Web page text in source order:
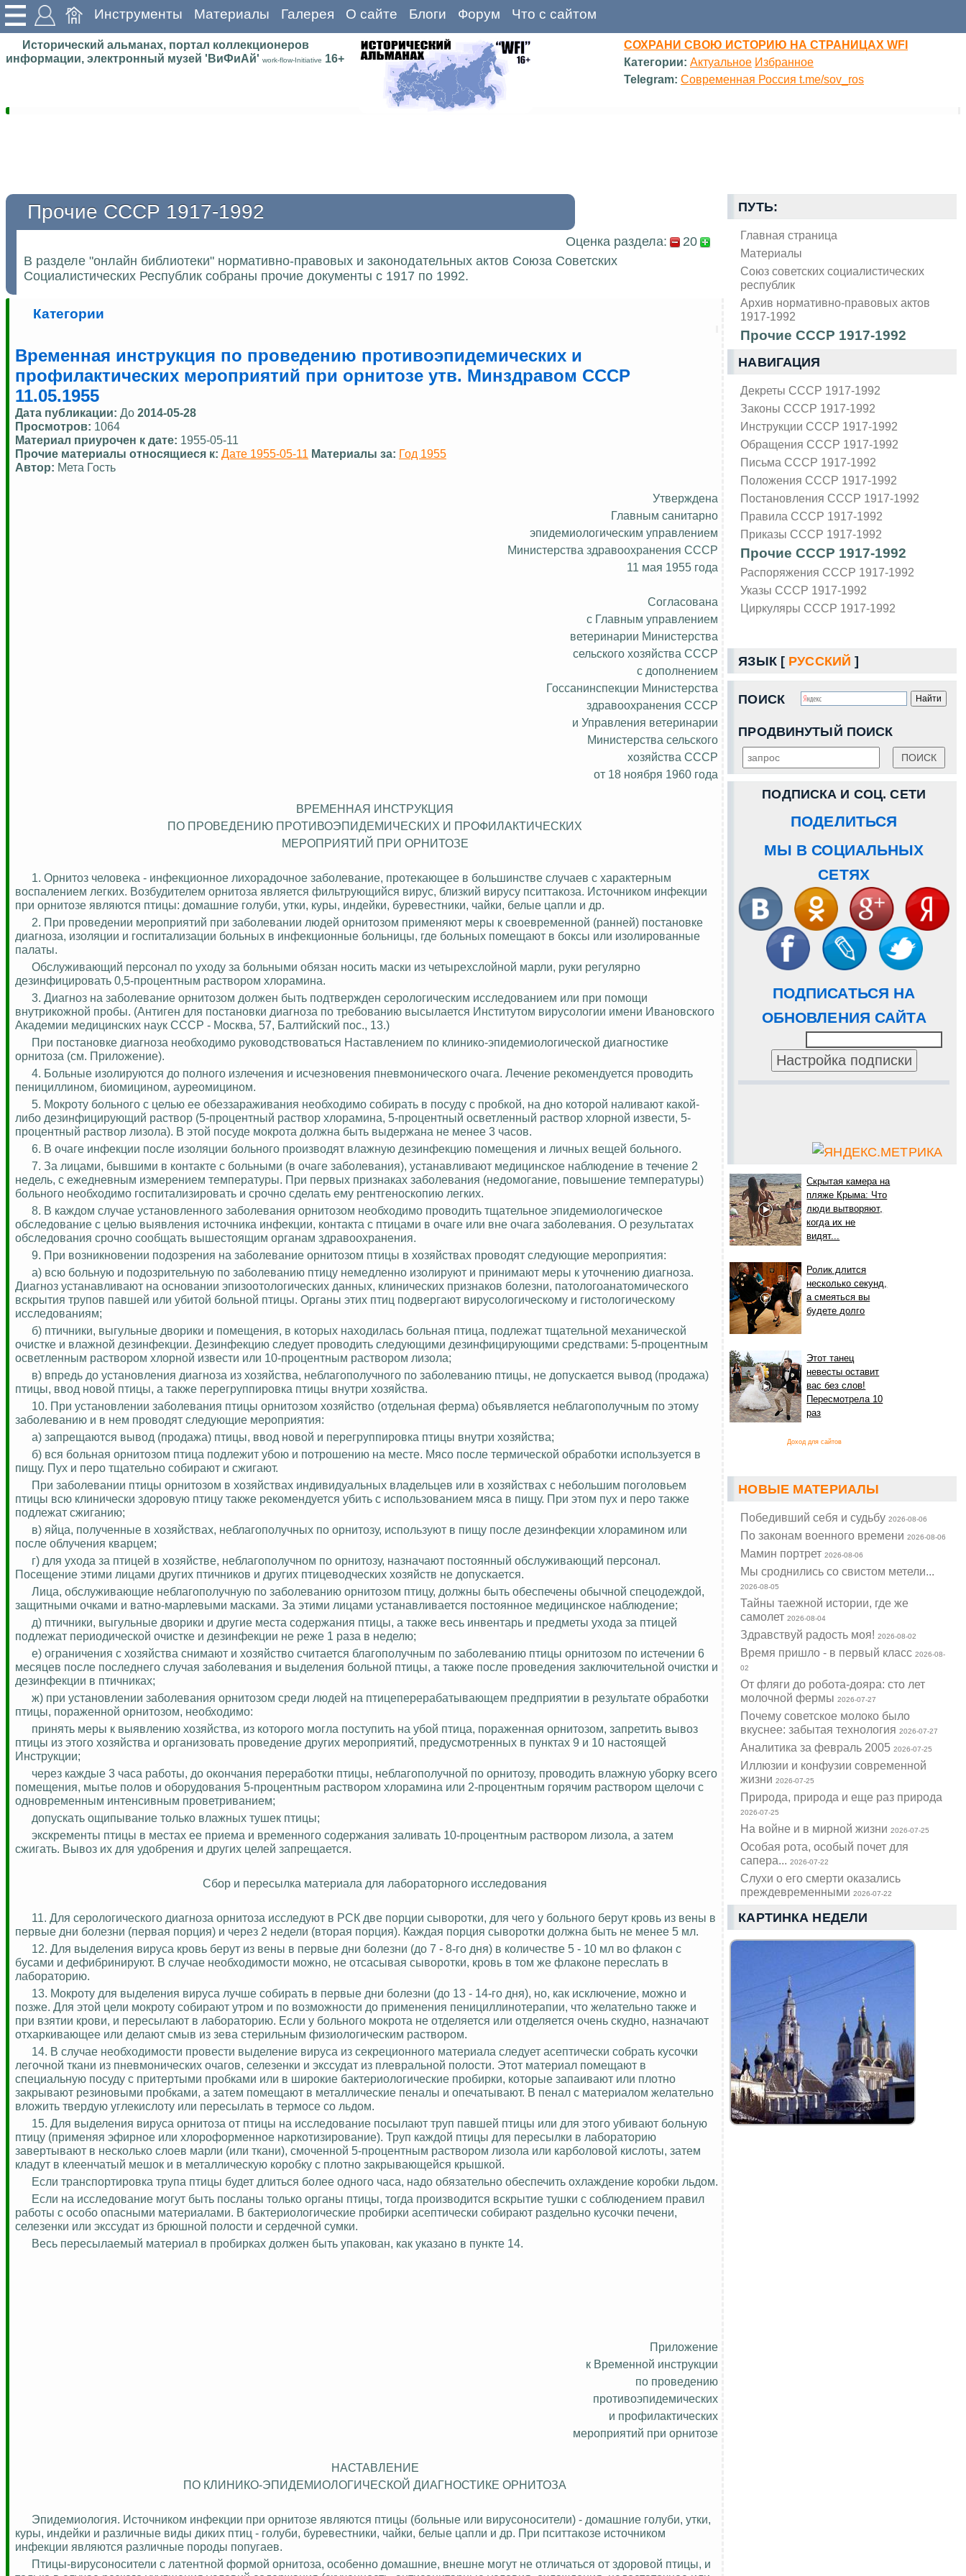
Инструменты Материалы Галерея О сайте Блоги Форум Что с сайтом
Исторический альманах, портал коллекционеров
информации, электронный музей 'ВиФиАй' work-flow-Initiative 16+
СОХРАНИ СВОЮ ИСТОРИЮ НА СТРАНИЦАХ WFI
Категории: Актуальное Избранное
Telegram: Современная Россия t.me/sov_ros
ПУТЬ:
Главная страница
Материалы
Союз советских социалистических
республик
Архив нормативно-правовых актов
1917-1992
Прочие СССР 1917-1992
НАВИГАЦИЯ
Декреты СССР 1917-1992
Законы СССР 1917-1992
Инструкции СССР 1917-1992
Обращения СССР 1917-1992
Письма СССР 1917-1992
Положения СССР 1917-1992
Постановления СССР 1917-1992
Правила СССР 1917-1992
Приказы СССР 1917-1992
Прочие СССР 1917-1992
Распоряжения СССР 1917-1992
Указы СССР 1917-1992
Циркуляры СССР 1917-1992
ЯЗЫК [ РУССКИЙ ]
ПОИСК
ПРОДВИНУТЫЙ ПОИСК
ПОДПИСКА И СОЦ. СЕТИ
ПОДЕЛИТЬСЯ
МЫ В СОЦИАЛЬНЫХ
СЕТЯХ
ПОДПИСАТЬСЯ НА
ОБНОВЛЕНИЯ САЙТА
Скрытая камера на
пляже Крыма: Что
люди вытворяют,
когда их не
видят...
Ролик длится
несколько секунд,
а смеяться вы
будете долго
Этот танец
невесты оставит
вас без слов!
Пересмотрела 10
раз
Доход для сайтов
НОВЫЕ МАТЕРИАЛЫ
Победивший себя и судьбу2026-08-06
По законам военного времени2026-08-06
Мамин портрет2026-08-06
Мы сроднились со свистом метели...
2026-08-05
Тайны таежной истории, где же
самолет2026-08-04
Здравствуй радость моя!2026-08-02
Время пришло - в первый класс2026-08-
02
От фляги до робота-дояра: сто лет
молочной фермы2026-07-27
Почему советское молоко было
вкуснее: забытая технология2026-07-27
Аналитика за февраль 20052026-07-25
Иллюзии и конфузии современной
жизни2026-07-25
Природа, природа и еще раз природа
2026-07-25
На войне и в мирной жизни2026-07-25
Особая рота, особый почет для
сапера...2026-07-22
Слухи о его смерти оказались
преждевременными2026-07-22
КАРТИНКА НЕДЕЛИ
Прочие СССР 1917-1992
Оценка раздела:
20
В разделе "онлайн библиотеки" нормативно-правовых и законодательных актов Союза Советских
Социалистических Республик собраны прочие документы с 1917 по 1992.
Категории
Временная инструкция по проведению противоэпидемических и
профилактических мероприятий при орнитозе утв. Минздравом СССР
11.05.1955
Дата публикации: До 2014-05-28
Просмотров: 1064
Материал приурочен к дате: 1955-05-11
Прочие материалы относящиеся к: Дате 1955-05-11 Материалы за: Год 1955
Автор: Мета Гость
Утверждена
Главным санитарно
эпидемиологическим управлением
Министерства здравоохранения СССР
11 мая 1955 года
Согласована
с Главным управлением
ветеринарии Министерства
сельского хозяйства СССР
с дополнением
Госсанинспекции Министерства
здравоохранения СССР
и Управления ветеринарии
Министерства сельского
хозяйства СССР
от 18 ноября 1960 года
ВРЕМЕННАЯ ИНСТРУКЦИЯ
ПО ПРОВЕДЕНИЮ ПРОТИВОЭПИДЕМИЧЕСКИХ И ПРОФИЛАКТИЧЕСКИХ
МЕРОПРИЯТИЙ ПРИ ОРНИТОЗЕ
1. Орнитоз человека - инфекционное лихорадочное заболевание, протекающее в большинстве случаев с характерным
воспалением легких. Возбудителем орнитоза является фильтрующийся вирус, близкий вирусу пситтакоза. Источником инфекции
при орнитозе являются птицы: домашние голуби, утки, куры, индейки, буревестники, чайки, белые цапли и др.
2. При проведении мероприятий при заболевании людей орнитозом применяют меры к своевременной (ранней) постановке
диагноза, изоляции и госпитализации больных в инфекционные больницы, где больных помещают в боксы или изолированные
палаты.
Обслуживающий персонал по уходу за больными обязан носить маски из четырехслойной марли, руки регулярно
дезинфицировать 0,5-процентным раствором хлорамина.
3. Диагноз на заболевание орнитозом должен быть подтвержден серологическим исследованием или при помощи
внутрикожной пробы. (Антиген для постановки диагноза по требованию высылается Институтом вирусологии имени Ивановского
Академии медицинских наук СССР - Москва, 57, Балтийский пос., 13.)
При постановке диагноза необходимо руководствоваться Наставлением по клинико-эпидемиологической диагностике
орнитоза (см. Приложение).
4. Больные изолируются до полного излечения и исчезновения пневмонического очага. Лечение рекомендуется проводить
пенициллином, биомицином, ауреомицином
5. Мокроту больного с целью ее обеззараживания необходимо собирать в посуду с пробкой, на дно которой наливают какой-
либо дезинфицирующий раствор (5-процентный раствор хлорамина, 5-процентный осветленный раствор хлорной извести, 5-
процентный раствор лизола). В этой посуде мокрота должна быть выдержана не менее 3 часов.
6. В очаге инфекции после изоляции больного производят влажную дезинфекцию помещения и личных вещей больного.
7. За лицами, бывшими в контакте с больными (в очаге заболевания), устанавливают медицинское наблюдение в течение 2
недель, с ежедневным измерением температуры. При первых признаках заболевания (недомогание, повышение температуры)
больного необходимо госпитализировать и срочно сделать ему рентгеноскопию легких.
8. В каждом случае установленного заболевания орнитозом необходимо проводить тщательное эпидемиологическое
обследование с целью выявления источника инфекции, контакта с птицами в очаге или вне очага заболевания. О результатах
обследования срочно сообщать вышестоящим органам здравоохранения.
9. При возникновении подозрения на заболевание орнитозом птицы в хозяйствах проводят следующие мероприятия:
а) всю больную и подозрительную по заболеванию птицу немедленно изолируют и принимают меры к уточнению диагноза.
Диагноз устанавливают на основании эпизоотологических данных, клинических признаков болезни, патологоанатомического
вскрытия трупов павшей или убитой больной птицы. Органы этих птиц подвергают вирусологическому и гистологическому
исследованиям;
б) птичники, выгульные дворики и помещения, в которых находилась больная птица, подлежат тщательной механической
очистке и влажной дезинфекции. Дезинфекцию следует проводить следующими дезинфицирующими средствами: 5-процентным
осветленным раствором хлорной извести или 10-процентным раствором лизола;
в) впредь до установления диагноза из хозяйства, неблагополучного по заболеванию птицы, не допускается вывод (продажа)
птицы, ввод новой птицы, а также перегруппировка птицы внутри хозяйства.
10. При установлении заболевания птицы орнитозом хозяйство (отдельная ферма) объявляется неблагополучным по этому
заболеванию и в нем проводят следующие мероприятия:
а) запрещаются вывод (продажа) птицы, ввод новой и перегруппировка птицы внутри хозяйства;
б) вся больная орнитозом птица подлежит убою и потрошению на месте. Мясо после термической обработки используется в
пищу. Пух и перо тщательно собирают и сжигают.
При заболевании птицы орнитозом в хозяйствах индивидуальных владельцев или в хозяйствах с небольшим поголовьем
птицы всю клинически здоровую птицу также рекомендуется убить с использованием мяса в пищу. При этом пух и перо также
подлежат сжиганию;
в) яйца, полученные в хозяйствах, неблагополучных по орнитозу, используют в пищу после дезинфекции хлорамином или
после облучения кварцем;
г) для ухода за птицей в хозяйстве, неблагополучном по орнитозу, назначают постоянный обслуживающий персонал.
Посещение этими лицами других птичников и других птицеводческих хозяйств не допускается.
Лица, обслуживающие неблагополучную по заболеванию орнитозом птицу, должны быть обеспечены обычной спецодеждой,
защитными очками и ватно-марлевыми масками. За этими лицами устанавливается постоянное медицинское наблюдение;
д) птичники, выгульные дворики и другие места содержания птицы, а также весь инвентарь и предметы ухода за птицей
подлежат периодической очистке и дезинфекции не реже 1 раза в неделю;
е) ограничения с хозяйства снимают и хозяйство считается благополучным по заболеванию птицы орнитозом по истечении 6
месяцев после последнего случая заболевания и выделения больной птицы, а также после проведения заключительной очистки и
дезинфекции в птичниках;
ж) при установлении заболевания орнитозом среди людей на птицеперерабатывающем предприятии в результате обработки
птицы, пораженной орнитозом, необходимо:
принять меры к выявлению хозяйства, из которого могла поступить на убой птица, пораженная орнитозом, запретить вывоз
птицы из этого хозяйства и организовать проведение других мероприятий, предусмотренных в пунктах 9 и 10 настоящей
Инструкции;
через каждые 3 часа работы, до окончания переработки птицы, неблагополучной по орнитозу, проводить влажную уборку всего
помещения, мытье полов и оборудования 5-процентным раствором хлорамина или 2-процентным горячим раствором щелочи с
одновременным интенсивным проветриванием;
допускать ощипывание только влажных тушек птицы;
экскременты птицы в местах ее приема и временного содержания заливать 10-процентным раствором лизола, а затем
сжигать. Вывоз их для удобрения и других целей запрещается.
Сбор и пересылка материала для лабораторного исследования
11. Для серологического диагноза орнитоза исследуют в РСК две порции сыворотки, для чего у больного берут кровь из вены в
первые дни болезни (первая порция) и через 2 недели (вторая порция). Каждая порция сыворотки должна быть не менее 5 мл.
12. Для выделения вируса кровь берут из вены в первые дни болезни (до 7 - 8-го дня) в количестве 5 - 10 мл во флакон с
бусами и дефибринируют. В случае необходимости можно, не отсасывая сыворотки, кровь в том же флаконе переслать в
лабораторию.
13. Мокроту для выделения вируса лучше собирать в первые дни болезни (до 13 - 14-го дня), но, как исключение, можно и
позже. Для этой цели мокроту собирают утром и по возможности до применения пенициллинотерапии, что желательно также и
при взятии крови, и пересылают в лабораторию. Если у больного мокрота не отделяется или отделяется очень скудно, назначают
отхаркивающее или делают смыв из зева стерильным физиологическим раствором.
14. В случае необходимости провести выделение вируса из секреционного материала следует асептически собрать кусочки
легочной ткани из пневмонических очагов, селезенки и экссудат из плевральной полости. Этот материал помещают в
специальную посуду с притертыми пробками или в широкие бактериологические пробирки, которые запаивают или плотно
закрывают резиновыми пробками, а затем помещают в металлические пеналы и опечатывают. В пенал с материалом желательно
вложить твердую углекислоту или пересылать в термосе со льдом.
15. Для выделения вируса орнитоза от птицы на исследование посылают труп павшей птицы или для этого убивают больную
птицу (применяя эфирное или хлороформенное наркотизирование). Труп каждой птицы для пересылки в лабораторию
завертывают в несколько слоев марли (или ткани), смоченной 5-процентным раствором лизола или карболовой кислоты, затем
кладут в клеенчатый мешок и в металлическую коробку с плотно закрывающейся крышкой.
Если транспортировка трупа птицы будет длиться более одного часа, надо обязательно обеспечить охлаждение коробки льдом.
Если на исследование могут быть посланы только органы птицы, тогда производится вскрытие тушки с соблюдением правил
работы с особо опасными материалами. В бактериологические пробирки асептически собирают раздельно кусочки печени,
селезенки или экссудат из брюшной полости и сердечной сумки.
Весь пересылаемый материал в пробирках должен быть упакован, как указано в пункте 14.
Приложение
к Временной инструкции
по проведению
противоэпидемических
и профилактических
мероприятий при орнитозе
НАСТАВЛЕНИЕ
ПО КЛИНИКО-ЭПИДЕМИОЛОГИЧЕСКОЙ ДИАГНОСТИКЕ ОРНИТОЗА
Эпидемиология. Источником инфекции при орнитозе являются птицы (больные или вирусоносители) - домашние голуби, утки,
куры, индейки и различные виды диких птиц - голуби, буревестники, чайки, белые цапли и др. При пситтакозе источником
инфекции являются различные породы попугаев.
Птицы-вирусоносители с латентной формой орнитоза, особенно домашние, внешне могут не отличаться от здоровой птицы, и